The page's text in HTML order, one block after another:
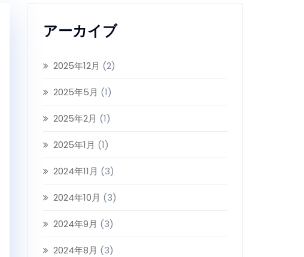
アーカイブ
2025年12月 (2)
2025年5月 (1)
2025年2月 (1)
2025年1月 (1)
2024年11月 (3)
2024年10月 (3)
2024年9月 (3)
2024年8月 (3)